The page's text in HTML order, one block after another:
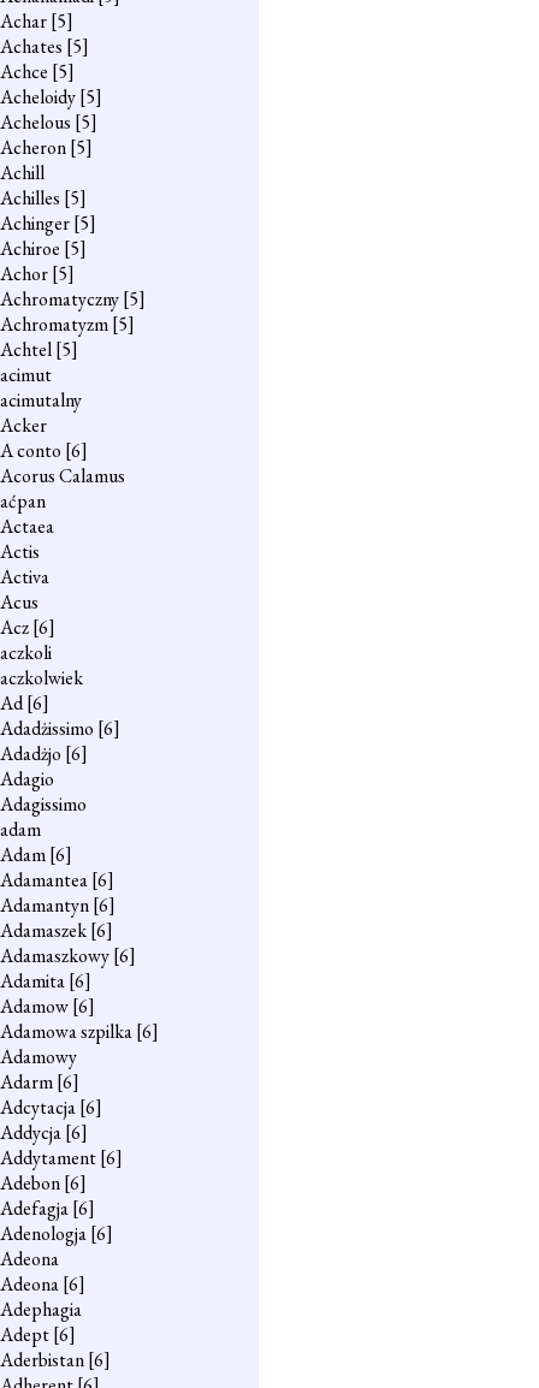
Achar[5]
Achates [5]
Achce [5]
Acheloidy[5]
Achelous [5]
Acheron[5]
Achill
Achilles [5]
Achinger[5]
Achiroe [5]
Achor[5]
Achromatyczny[5]
Achromatyzm[5]
Achtel[5]
acimut
acimutalny
Acker
A conto [6]
Acorus Calamus
aćpan
Actaea
Actis
Activa
Acus
Acz[6]
aczkoli
aczkolwiek
Ad[6]
Adadżissimo [6]
Adadżjo [6]
Adagio
Adagissimo
adam
Adam[6]
Adamantea[6]
Adamantyn[6]
Adamaszek[6]
Adamaszkowy[6]
Adamita[6]
Adamow[6]
Adamowa szpilka[6]
Adamowy
Adarm[6]
Adcytacja[6]
Addycja[6]
Addytament[6]
Adebon[6]
Adefagja[6]
Adenologja[6]
Adeona
Adeona[6]
Adephagia
Adept[6]
Aderbistan[6]